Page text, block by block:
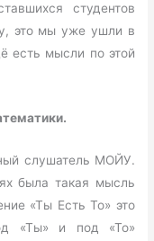
студентов
это мы уже ушли в
есть мысли по этой
слушатель МОЙУ.
была такая мысль
«Ты Есть То» это
«Ты» и под «То»